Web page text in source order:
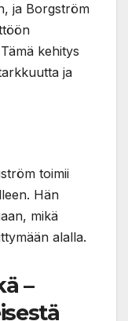
ja Borgström
kehitys
ja
toimii
Hän
mikä
alalla.
–